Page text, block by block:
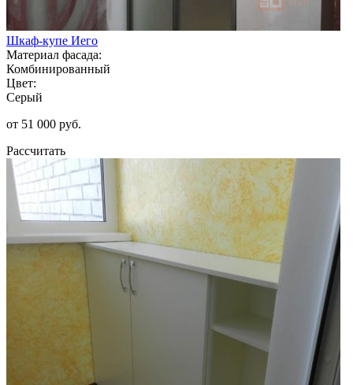
Шкаф-купе Иего
Материал фасада:
Комбинированный
Цвет:
Серый
от 51 000 руб.
Рассчитать